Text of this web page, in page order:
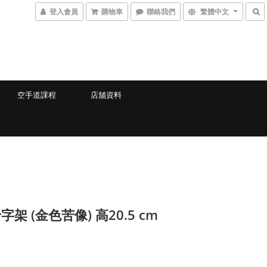
登入會員 購物車 聯絡我們 繁體中文
空手道課程 店舖資料
架 (金色苦像) 高20.5 cm